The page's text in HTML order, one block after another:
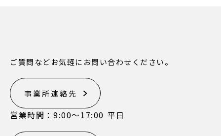
ご質問などお気軽にお問い合わせください。
事業所連絡先
営業時間：9:00〜17:00 平日